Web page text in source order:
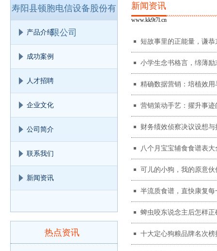
寿阳县顿胞电信设备股份有
限公司
产品介绍
成功案例
人才招聘
企业文化
公司简介
联系我们
新闻资讯
热点资讯
新闻资讯
www.kk9t7l.cn
短故事里的正能量，谦
小学生念书格言，绵薄励
精确数据营销：培植效
营销策动手艺：擢升事迹
财务绩效侦察决议设想与
八个月宝宝辅食食谱表大
可儿的小狗，我的原意伙
半流质食谱，直快康复每
蜱虫咬东说念主后怎样正
十大定心狗粮品牌名次榜